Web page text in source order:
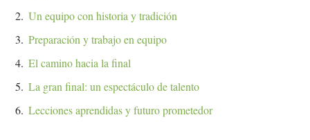
Un equipo con historia y tradición
Preparación y trabajo en equipo
El camino hacia la final
La gran final: un espectáculo de talento
Lecciones aprendidas y futuro prometedor